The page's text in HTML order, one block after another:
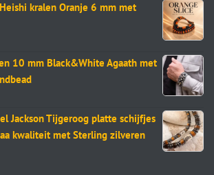
kralen Oranje 6 mm met
10 mm Black&White Agaath met
Jackson Tijgeroog platte schijfjes
kwaliteit met Sterling zilveren